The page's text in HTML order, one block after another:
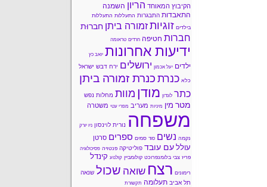
הקיבוץ המאוחד הריון השמנה
התאבדות התבגרות התעללות התעללות
בילדים זוגיותזמורה ביתן חברוּת
חברות חטיפה חרדים טראומה
ידיעות אחרונות יואב כץ
ילדים יעל אכמון ירושלים ירח דבש ישראל
כלא כנרת כנרת זמורה ביתן
כתר לונדון מודן מוות מחלות נפש
מטר מין מיניות מעריב מפרי עטי משטרה
משפחה נורית לוינסון ניו יורק
נקמה נשים סוד סמים ספרים סרטן
עולל עם עובד פוליטיקה פנטזיה פסיכולוגיה
פריז צבי בלומנפרוכט קולומביין קולנוע קינדל
רימונים רצח שואה שכול שנאה
תל אביב תעלומה תקשורת